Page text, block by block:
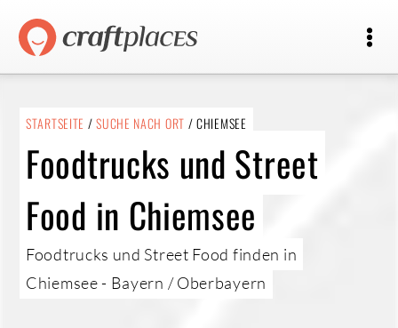
STARTSEITE /SUCHE NACH ORT / CHIEMSEE
Foodtrucks und Street
Food in Chiemsee
Foodtrucks und Street Food finden in
Chiemsee - Bayern / Oberbayern